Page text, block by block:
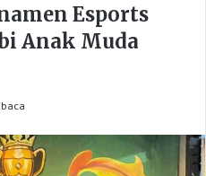
Esports
Anak Muda